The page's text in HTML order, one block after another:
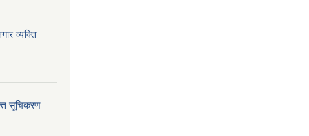
व्यक्ति
सूचिकरण